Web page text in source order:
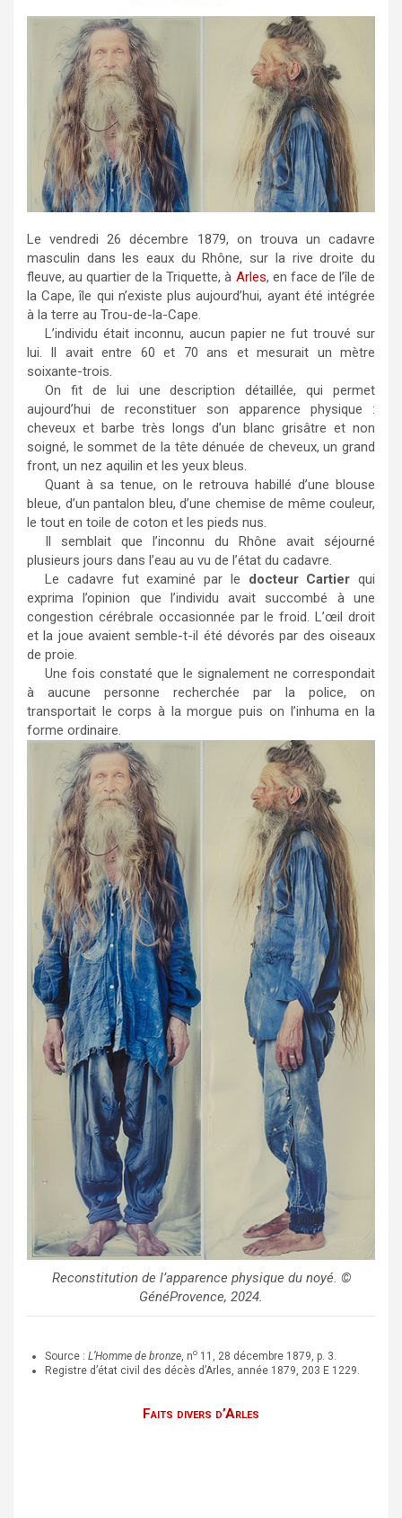
e
b
o
o
k
i
t
t
e
r
a
i
l
Le vendredi 26 décembre 1879, on trouva un cadavre
masculin dans les eaux du Rhône, sur la rive droite du
fleuve, au quartier de la Triquette, à Arles, en face de l’île de
la Cape, île qui n’existe plus aujourd’hui, ayant été intégrée
à la terre au Trou-de-la-Cape.
L’individu était inconnu, aucun papier ne fut trouvé sur
lui. Il avait entre 60 et 70 ans et mesurait un mètre
soixante-trois.
On fit de lui une description détaillée, qui permet
aujourd’hui de reconstituer son apparence physique :
cheveux et barbe très longs d’un blanc grisâtre et non
soigné, le sommet de la tête dénuée de cheveux, un grand
front, un nez aquilin et les yeux bleus.
Quant à sa tenue, on le retrouva habillé d’une blouse
bleue, d’un pantalon bleu, d’une chemise de même couleur,
le tout en toile de coton et les pieds nus.
Il semblait que l’inconnu du Rhône avait séjourné
plusieurs jours dans l’eau au vu de l’état du cadavre.
Le cadavre fut examiné par le docteur Cartier qui
exprima l’opinion que l’individu avait succombé à une
congestion cérébrale occasionnée par le froid. L’œil droit
et la joue avaient semble-t-il été dévorés par des oiseaux
de proie.
Une fois constaté que le signalement ne correspondait
à aucune personne recherchée par la police, on
transportait le corps à la morgue puis on l’inhuma en la
forme ordinaire.
Reconstitution de l’apparence physique du noyé. ©
GénéProvence, 2024.
Source : L’Homme de bronze, no 11, 28 décembre 1879, p. 3.
Registre d’état civil des décès d’Arles, année 1879, 203 E 1229.
Faits divers d’Arles